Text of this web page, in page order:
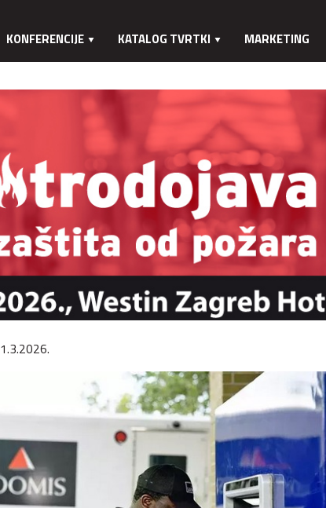
KONFERENCIJE KATALOG TVRTKI MARKETING
1.3.2026.